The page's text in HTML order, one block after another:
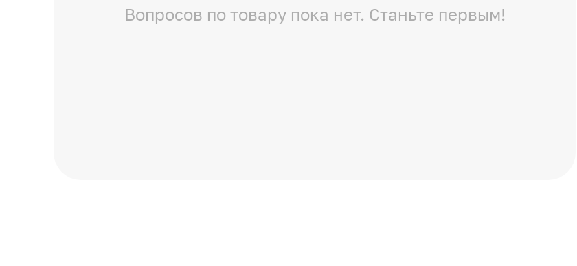
Вопросов по товару пока нет. Станьте первым!